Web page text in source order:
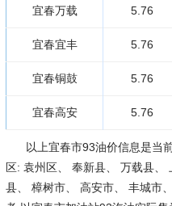
宜春万载 5.76
宜春宜丰 5.76
宜春铜鼓 5.76
宜春高安 5.76
以上宜春市93油价信息是当
区: 袁州区、 奉新县、 万载县
县、 樟树市、 高安市、 丰城市